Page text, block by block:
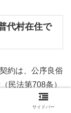
代村在住で
約は、公序良俗
民法第708条）
村在住であって
サイドバー